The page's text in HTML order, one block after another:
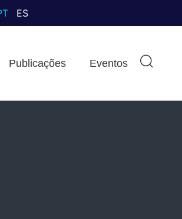
ES
Publicações Eventos